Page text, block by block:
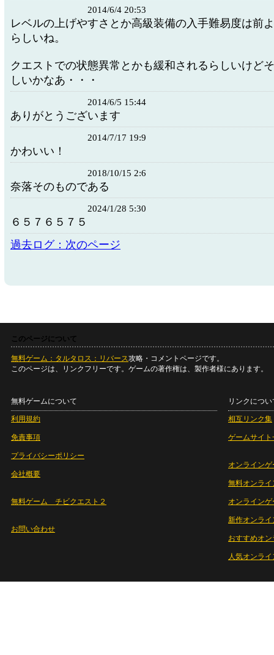
2014/6/4 20:53
レベルの上げやすさとか高級装備の入手難易度は前
らしいね。
クエストでの状態異常とかも緩和されるらしいけど
しいかなあ・・・
2014/6/5 15:44
ありがとうございます
2014/7/17 19:9
かわいい！
2018/10/15 2:6
奈落そのものである
2024/1/28 5:30
６５７６５７５
過去ログ：次のページ
このページについて
無料ゲーム：タルタロス：リバース攻略・コメントページです。
このページは、リンクフリーです。ゲームの著作権は、製作者様にあります。
無料ゲームについて
利用規約
免責事項
プライバシーポリシー
会社概要
無料ゲーム チビクエスト２
お問い合わせ
リンクについ
相互リンク集
ゲームサイト
オンラインゲ
無料オンライ
オンライン
新作オンライ
おすすめオ
人気オンラ